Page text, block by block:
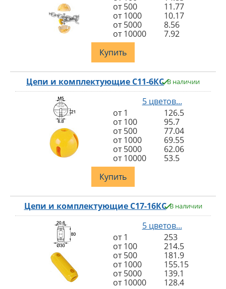
от 500
11.77
от 1000
10.17
от 5000
8.56
от 10000
7.92
Купить
Цепи и комплектующие С11-6КС В наличии
5 цветов...
от 1
126.5
от 100
95.7
от 500
77.04
от 1000
69.55
от 5000
62.06
от 10000
53.5
Купить
Цепи и комплектующие С17-16КС В наличии
5 цветов...
от 1
253
от 100
214.5
от 500
181.9
от 1000
155.15
от 5000
139.1
от 10000
128.4